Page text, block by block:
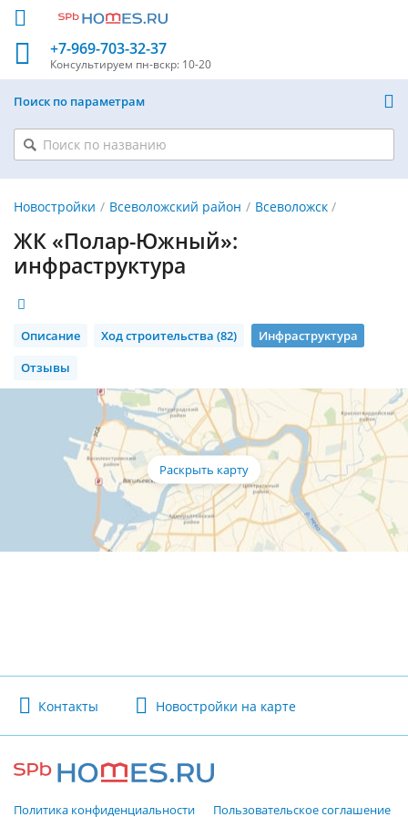
+7-969-703-32-37
Консультируем пн-вскр: 10-20
Поиск по параметрам
Новостройки Всеволожский район Всеволожск
ЖК «Полар-Южный»:
инфраструктура
Описание Ход строительства (82)
Инфраструктура
Отзывы
Контакты Новостройки на карте
Политика конфиденциальности Пользовательское соглашение